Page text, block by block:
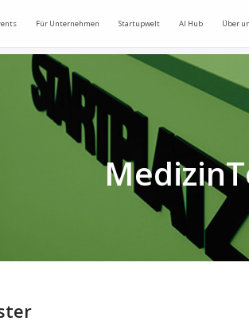
Für Unternehmen Startupwelt AI Hub Über